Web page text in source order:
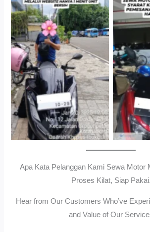
Antar Jemput Kendaraan
Motor
Ribet,
Apa Kata Pelanggan Kami Sewa Motor
Proses Kilat, Siap Pakai.
Hear from Our Customers Who’ve
and Value of Our